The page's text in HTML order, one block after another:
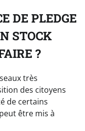
DE PLEDGE
STOCK
?
très
des citoyens
de certains
être mis à